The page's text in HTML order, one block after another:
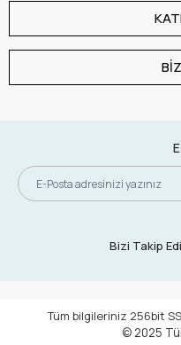
Bizi Takip
Tüm bilgileriniz 256bit
© 2025